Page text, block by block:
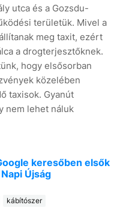
utca és a Gozsdu-
területük. Mivel a
meg taxit, ezért
a drogterjesztőknek.
hogy elsősorban
közelében
taxisok. Gyanút
nem lehet náluk
keresőben elsők
Újság
kábítószer